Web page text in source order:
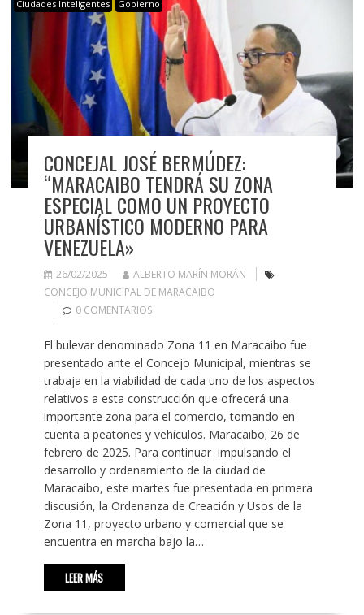
Ciudades Inteligentes Gobierno
CONCEJAL JOSÉ BERMÚDEZ:
“MARACAIBO TENDRÁ SU ZONA
ESPECIAL COMO UN PROYECTO
URBANÍSTICO MODERNO PARA
VENEZUELA»
26/02/2025
ALBERTO MARÍN MORÁN
CONCEJO MUNICIPAL DE MARACAIBO
0 COMENTARIOS
El bulevar denominado Zona 11 en Maracaibo fue
presentado ante el Concejo Municipal, mientras se
trabaja en la viabilidad de cada uno de los aspectos
relativos a esta construcción que ofrecerá una
importante zona para el comercio, tomando en
cuenta a peatones y vehículos. Maracaibo; 26 de
febrero de 2025. Para continuar impulsando el
desarrollo y ordenamiento de la ciudad de
Maracaibo, este martes fue presentada en primera
discusión, la Ordenanza de Creación y Usos de la
Zona 11, proyecto urbano y comercial que se
encuentra en marcha bajo la…
LEER MÁS